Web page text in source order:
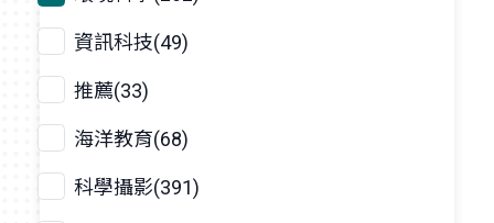
資訊科技(49)
推薦(33)
海洋教育(68)
科學攝影(391)